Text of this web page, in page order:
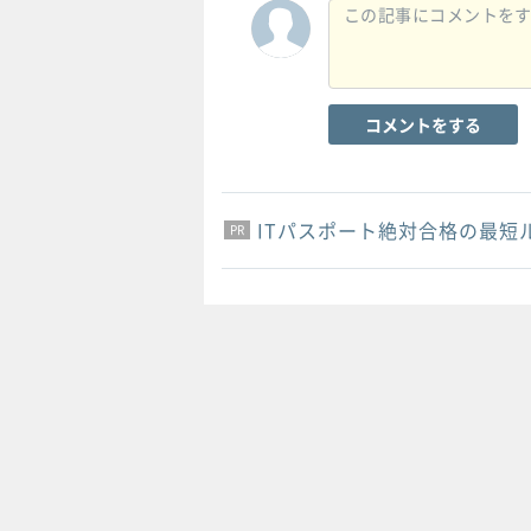
コメントをする
PR
PR
PR ITパスポート絶対合格の最